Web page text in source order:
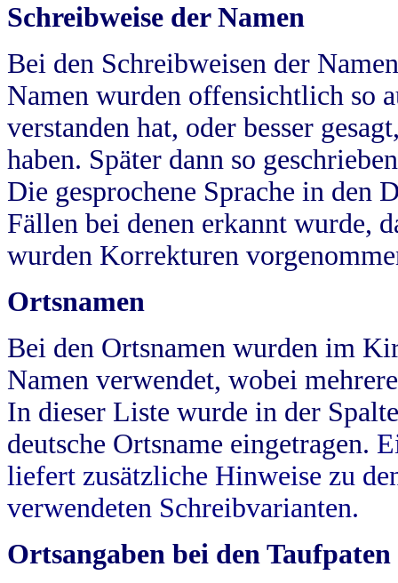
Schreibweise der Namen
Bei den Schreibweisen der
Namen wurden offensichtlich so
verstanden hat, oder besser
haben. Später dann so
Die gesprochene Sprache in
Fällen bei denen erkannt wurde,
wurden Korrekturen
Ortsnamen
Bei den Ortsnamen wurden im
Namen verwendet, wobei
In dieser Liste wurde in der
deutsche Ortsname eingetragen.
liefert zusätzliche Hinweise zu
verwendeten Schreibvarianten.
Ortsangaben bei den Taufpaten